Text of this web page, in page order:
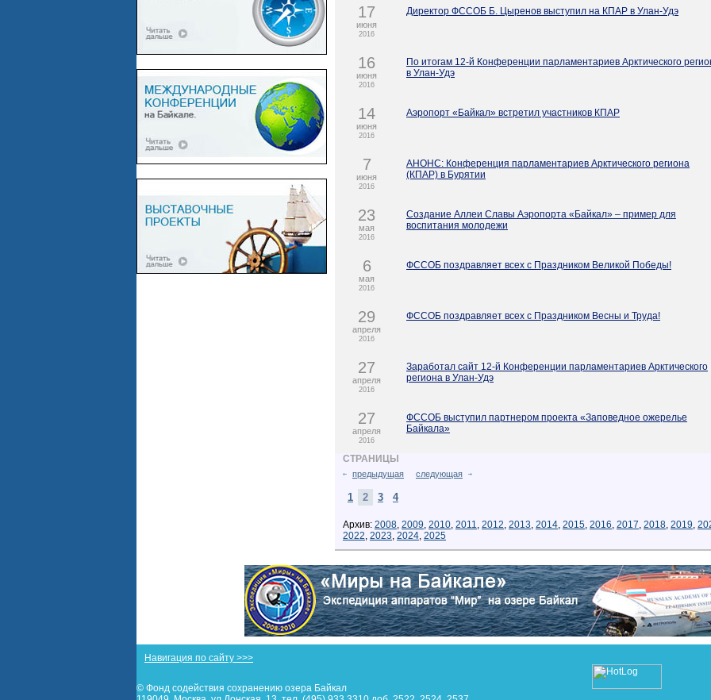
17
июня
2016
Директор ФССОБ Б. Цыренов выступил на КПАР в Улан-Удэ
16
июня
2016
По итогам 12-й Конференции парламентариев Арктического
в Улан-Удэ
14
июня
2016
Аэропорт «Байкал» встретил участников КПАР
7
июня
2016
АНОНС: Конференция парламентариев Арктического региона
(КПАР) в Бурятии
23
мая
2016
Создание Аллеи Славы Аэропорта «Байкал» – пример для
воспитания молодежи
6
мая
2016
ФССОБ поздравляет всех с Праздником Великой Победы!
29
апреля
2016
ФССОБ поздравляет всех с Праздником Весны и Труда!
27
апреля
2016
Заработал сайт 12-й Конференции парламентариев Арктического
региона в Улан-Удэ
27
апреля
2016
ФССОБ выступил партнером проекта «Заповедное ожерелье
Байкала»
СТРАНИЦЫ
предыдущая следующая
1 2 3 4
Архив: 2008, 2009, 2010, 2011, 2012, 2013, 2014, 2015, 2016, 2017, 2018, 2019,
2022, 2023, 2024, 2025
Навигация по сайту >>>
© Фонд содействия сохранению озера Байкал